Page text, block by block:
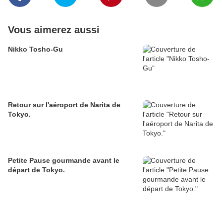
Vous aimerez aussi
Nikko Tosho-Gu
Retour sur l'aéroport de Narita de
Tokyo.
Petite Pause gourmande avant le
départ de Tokyo.